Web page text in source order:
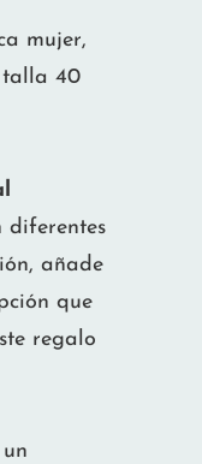
mujer,
talla 40
diferentes
añade
que
regalo